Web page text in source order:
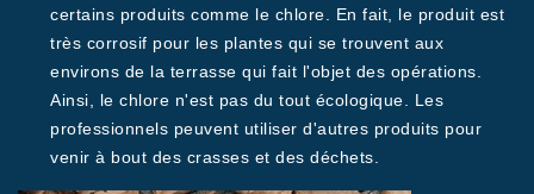
certains produits comme le chlore. En fait, le produit est
très corrosif pour les plantes qui se trouvent aux
environs de la terrasse qui fait l'objet des opérations.
Ainsi, le chlore n'est pas du tout écologique. Les
professionnels peuvent utiliser d'autres produits pour
venir à bout des crasses et des déchets.